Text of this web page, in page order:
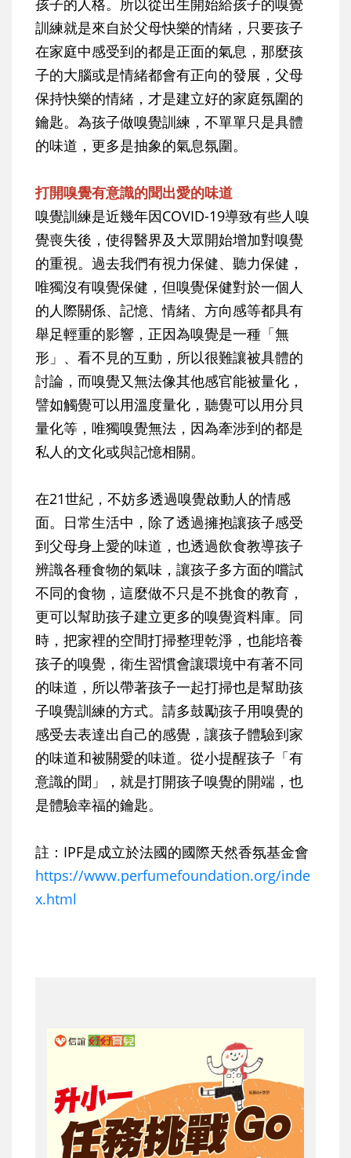
孩子的人格。所以從出生開始給孩子的嗅覺
訓練就是來自於父母快樂的情緒，只要孩子
在家庭中感受到的都是正面的氣息，那麼孩
子的大腦或是情緒都會有正向的發展，父母
保持快樂的情緒，才是建立好的家庭氛圍的
鑰匙。為孩子做嗅覺訓練，不單單只是具體
的味道，更多是抽象的氣息氛圍。
打開嗅覺有意識的聞出愛的味道
嗅覺訓練是近幾年因COVID-19導致有些人嗅
覺喪失後，使得醫界及大眾開始增加對嗅覺
的重視。過去我們有視力保健、聽力保健，
唯獨沒有嗅覺保健，但嗅覺保健對於一個人
的人際關係、記憶、情緒、方向感等都具有
舉足輕重的影響，正因為嗅覺是一種「無
形」、看不見的互動，所以很難讓被具體的
討論，而嗅覺又無法像其他感官能被量化，
譬如觸覺可以用溫度量化，聽覺可以用分貝
量化等，唯獨嗅覺無法，因為牽涉到的都是
私人的文化或與記憶相關。
在21世紀，不妨多透過嗅覺啟動人的情感
面。日常生活中，除了透過擁抱讓孩子感受
到父母身上愛的味道，也透過飲食教導孩子
辨識各種食物的氣味，讓孩子多方面的嚐試
不同的食物，這麼做不只是不挑食的教育，
更可以幫助孩子建立更多的嗅覺資料庫。同
時，把家裡的空間打掃整理乾淨，也能培養
孩子的嗅覺，衛生習慣會讓環境中有著不同
的味道，所以帶著孩子一起打掃也是幫助孩
子嗅覺訓練的方式。請多鼓勵孩子用嗅覺的
感受去表達出自己的感覺，讓孩子體驗到家
的味道和被關愛的味道。從小提醒孩子「有
意識的聞」，就是打開孩子嗅覺的開端，也
是體驗幸福的鑰匙。
註：IPF是成立於法國的國際天然香氛基金會
https://www.perfumefoundation.org/inde
x.html